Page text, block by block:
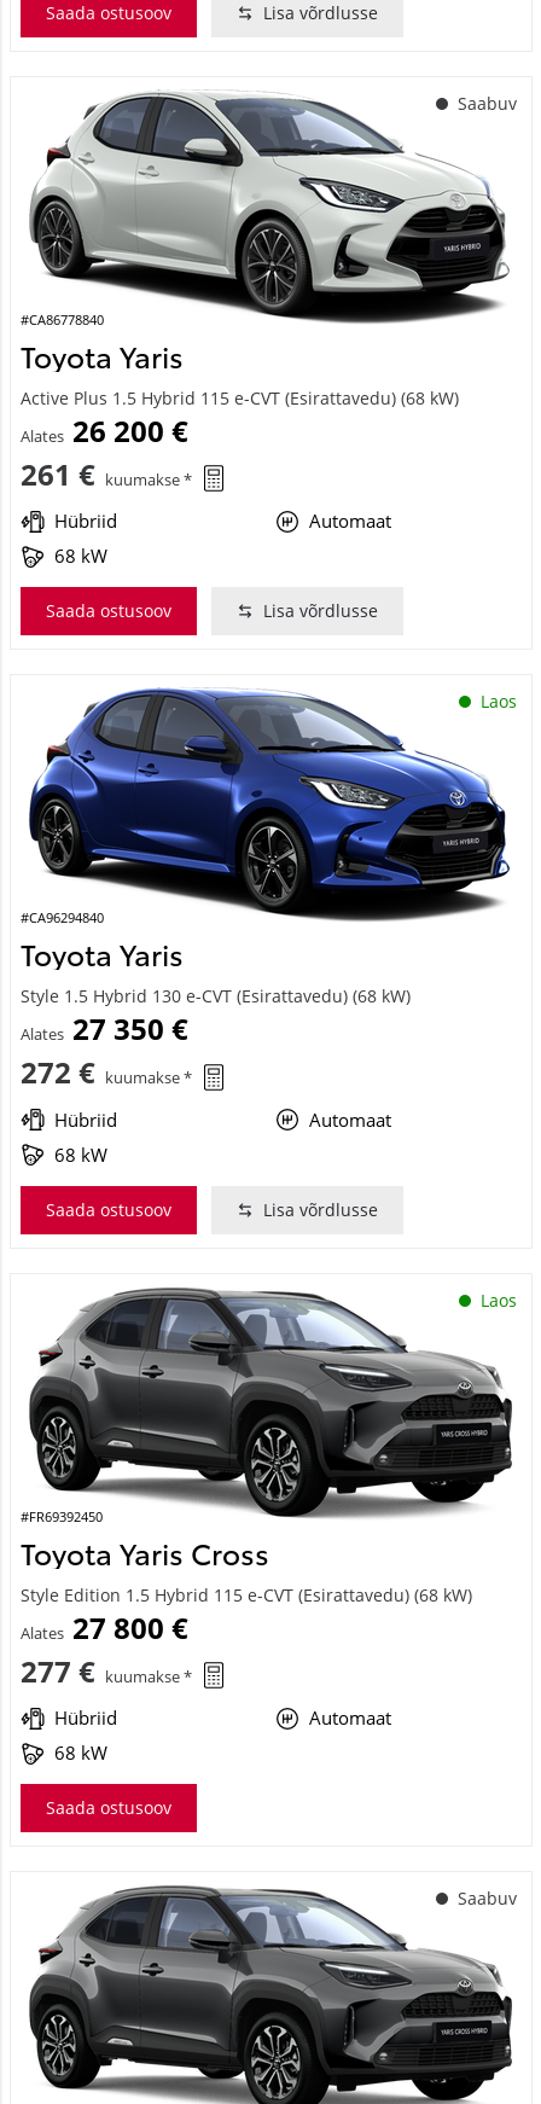
Saada ostusoov Lisa võrdlusse
Saabuv
#CA86778840
Toyota Yaris
Active Plus 1.5 Hybrid 115 e-CVT (Esirattavedu) (68 kW)
Alates 26 200 €
261 € kuumakse *
Hübriid
Automaat
68 kW
Saada ostusoov Lisa võrdlusse
Laos
#CA96294840
Toyota Yaris
Style 1.5 Hybrid 130 e-CVT (Esirattavedu) (68 kW)
Alates 27 350 €
272 € kuumakse *
Hübriid
Automaat
68 kW
Saada ostusoov Lisa võrdlusse
Laos
#FR69392450
Toyota Yaris Cross
Style Edition 1.5 Hybrid 115 e-CVT (Esirattavedu) (68 kW)
Alates 27 800 €
277 € kuumakse *
Hübriid
Automaat
68 kW
Saada ostusoov
Saabuv